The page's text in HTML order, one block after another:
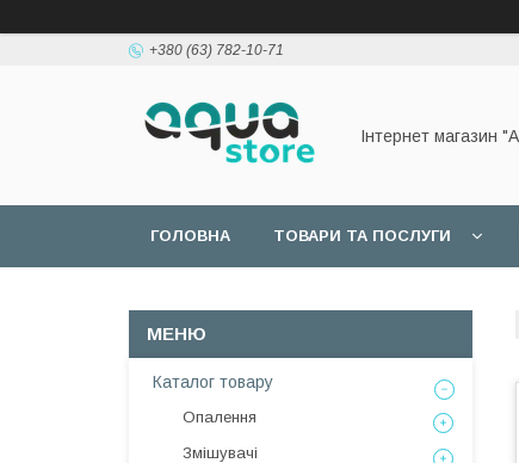
+380 (63) 782-10-71
Інтернет магазин
ГОЛОВНА ТОВАРИ ТА ПОСЛУГИ
Каталог товару
Опалення
Змішувачі